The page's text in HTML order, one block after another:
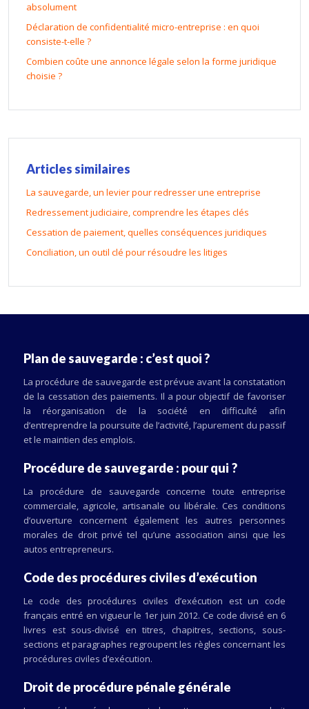
absolument
Déclaration de confidentialité micro-entreprise : en quoi
consiste-t-elle ?
Combien coûte une annonce légale selon la forme juridique
choisie ?
Articles similaires
La sauvegarde, un levier pour redresser une entreprise
Redressement judiciaire, comprendre les étapes clés
Cessation de paiement, quelles conséquences juridiques
Conciliation, un outil clé pour résoudre les litiges
Plan de sauvegarde : c’est quoi ?
La procédure de sauvegarde est prévue avant la constatation
de la cessation des paiements. Il a pour objectif de favoriser
la réorganisation de la société en difficulté afin
d’entreprendre la poursuite de l’activité, l’apurement du passif
et le maintien des emplois.
Procédure de sauvegarde : pour qui ?
La procédure de sauvegarde concerne toute entreprise
commerciale, agricole, artisanale ou libérale. Ces conditions
d’ouverture concernent également les autres personnes
morales de droit privé tel qu’une association ainsi que les
autos entrepreneurs.
Code des procédures civiles d’exécution
Le code des procédures civiles d’exécution est un code
français entré en vigueur le 1er juin 2012. Ce code divisé en 6
livres est sous-divisé en titres, chapitres, sections, sous-
sections et paragraphes regroupent les règles concernant les
procédures civiles d’exécution.
Droit de procédure pénale générale